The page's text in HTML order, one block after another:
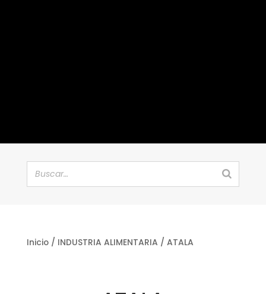
Inicio/ INDUSTRIA ALIMENTARIA / ATALA